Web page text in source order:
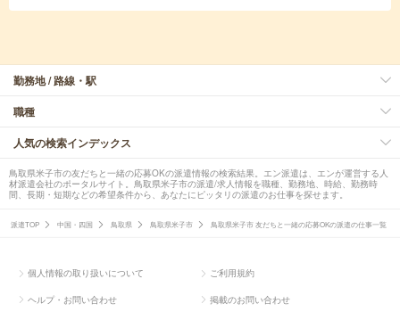
勤務地 / 路線・駅
職種
人気の検索インデックス
鳥取県米子市の友だちと一緒の応募OKの派遣情報の検索結果。エン派遣は、エンが運営する人
材派遣会社のポータルサイト。鳥取県米子市の派遣/求人情報を職種、勤務地、時給、勤務時
間、長期・短期などの希望条件から、あなたにピッタリの派遣のお仕事を探せます。
派遣TOP 中国・四国 鳥取県 鳥取県米子市 鳥取県米子市 友だちと一緒の応募OKの派遣の仕事一覧
個人情報の取り扱いについて ご利用規約
ヘルプ・お問い合わせ 掲載のお問い合わせ